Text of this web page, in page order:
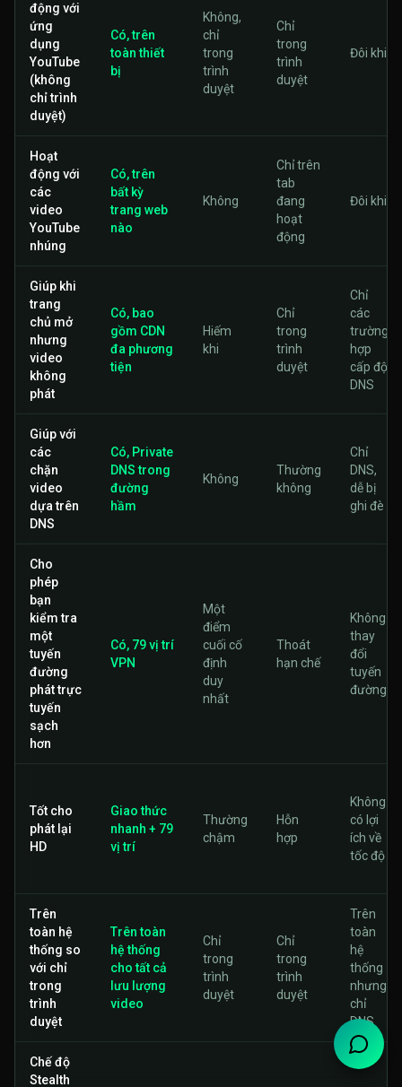
động với
ứng
dụng
YouTube
(không
chỉ trình
duyệt)
Có, trên
toàn thiết
bị
Không,
chỉ
trong
trình
duyệt
Chỉ
trong
trình
duyệt
Đôi khi
Hoạt
động với
các
video
YouTube
nhúng
Có, trên
bất kỳ
trang web
nào
Không
Chỉ trên
tab
đang
hoạt
động
Đôi khi
Giúp khi
trang
chủ mở
nhưng
video
không
phát
Có, bao
gồm CDN
đa phương
tiện
Hiếm
khi
Chỉ
trong
trình
duyệt
Chỉ
các
trường
hợp
cấp độ
DNS
Giúp với
các
chặn
video
dựa trên
DNS
Có, Private
DNS trong
đường
hầm
Không
Thường
không
Chỉ
DNS,
dễ bị
ghi đè
Cho
phép
bạn
kiểm tra
một
tuyến
đường
phát trực
tuyến
sạch
hơn
Có, 79 vị trí
VPN
Một
điểm
cuối cố
định
duy
nhất
Thoát
hạn chế
Không
thay
đổi
tuyến
đường
Tốt cho
phát lại
HD
Giao thức
nhanh + 79
vị trí
Thường
chậm
Hỗn
hợp
Không
có lợi
ích về
tốc độ
Trên
toàn hệ
thống so
với chỉ
trong
trình
duyệt
Trên toàn
hệ thống
cho tất cả
lưu lượng
video
Chỉ
trong
trình
duyệt
Chỉ
trong
trình
duyệt
Trên
toàn
hệ
thống
nhưng
chỉ
DNS
Chế độ
Stealth